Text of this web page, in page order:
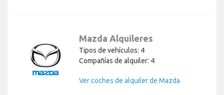
Mazda Alquileres
Tipos de vehículos: 4
Compañías de alquiler: 4
Ver coches de alquiler de Mazda